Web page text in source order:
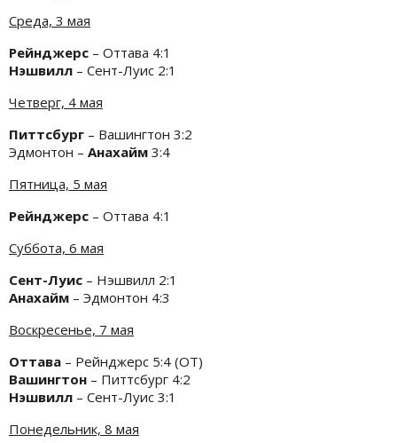
Среда, 3 мая
Рейнджерс – Оттава 4:1
Нэшвилл – Сент-Луис 2:1
Четверг, 4 мая
Питтсбург – Вашингтон 3:2
Эдмонтон – Анахайм 3:4
Пятница, 5 мая
Рейнджерс – Оттава 4:1
Суббота, 6 мая
Сент-Луис – Нэшвилл 2:1
Анахайм – Эдмонтон 4:3
Воскресенье, 7 мая
Оттава – Рейнджерс 5:4 (ОТ)
Вашингтон – Питтсбург 4:2
Нэшвилл – Сент-Луис 3:1
Понедельник, 8 мая